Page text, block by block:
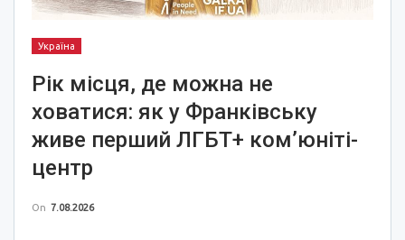
Україна
Рік місця, де можна не
ховатися: як у Франківську
живе перший ЛГБТ+ ком’юніті-
центр
On 7.08.2026